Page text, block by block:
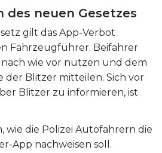
des neuen Gesetzes
gilt das App-Verbot
Fahrzeugführer. Beifahrer
wie vor nutzen und dem
der Blitzer mitteilen. Sich vor
Blitzer zu informieren, ist
wie die Polizei Autofahrern die
App nachweisen soll.